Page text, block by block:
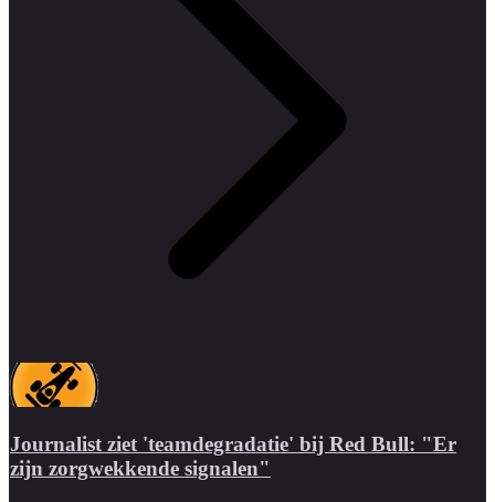
Journalist ziet 'teamdegradatie' bij Red Bull: "Er
zijn zorgwekkende signalen"